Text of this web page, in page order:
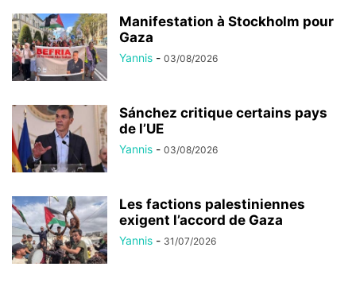
Manifestation à Stockholm pour
Gaza
Yannis - 03/08/2026
Sánchez critique certains pays
de l’UE
Yannis - 03/08/2026
Les factions palestiniennes
exigent l’accord de Gaza
Yannis - 31/07/2026